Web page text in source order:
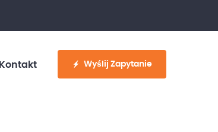
530 886 214
Kontakt Wyślij Zapytanie